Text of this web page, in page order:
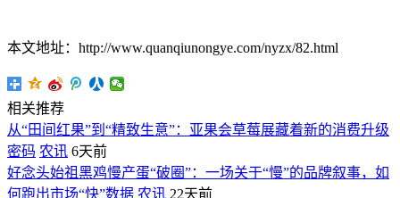
本文地址：http://www.quanqiunongye.com/nyzx/82.html
相关推荐
从“田间红果”到“精致生意”：亚果会草莓展藏着新的消费升级
密码 农讯 6天前
好念头始祖黑鸡慢产蛋“破圈”：一场关于“慢”的品牌叙事，如
何跑出市场“快”数据 农讯 22天前